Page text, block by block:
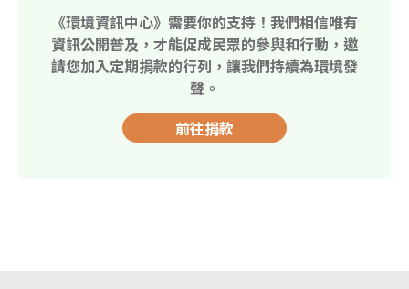
《環境資訊中心》需要你的支持！我們相信唯有
資訊公開普及，才能促成民眾的參與和行動，邀
請您加入定期捐款的行列，讓我們持續為環境發
聲。
前往捐款